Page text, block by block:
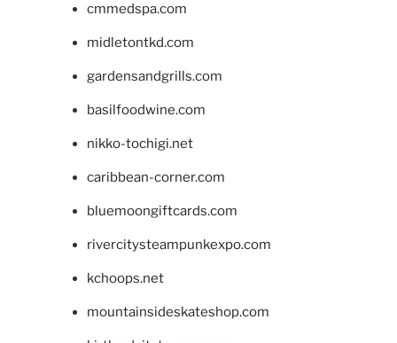
cmmedspa.com
midletontkd.com
gardensandgrills.com
basilfoodwine.com
nikko-tochigi.net
caribbean-corner.com
bluemoongiftcards.com
rivercitysteampunkexpo.com
kchoops.net
mountainsideskateshop.com